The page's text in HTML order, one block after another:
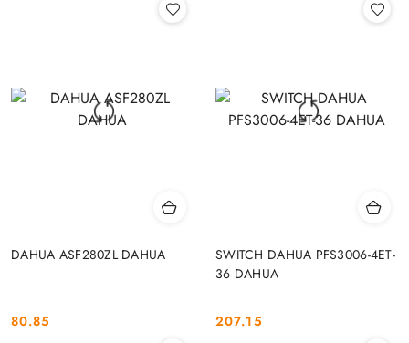
DAHUA ASF280ZL DAHUA
Cena:
80.85
SWITCH DAHUA PFS3006-4ET-
36 DAHUA
Cena:
207.15